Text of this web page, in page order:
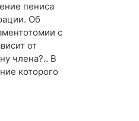
пениса
Об
с
от
члена?.. В
которого